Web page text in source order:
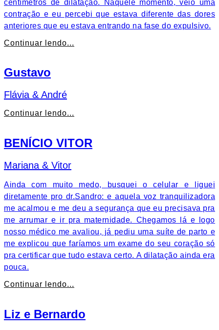
centímetros de dilatação. Naquele momento, veio uma
contração e eu percebi que estava diferente das dores
anteriores que eu estava entrando na fase do expulsivo.
Continuar lendo...
Gustavo
Flávia & André
Continuar lendo...
BENÍCIO VITOR
Mariana & Vitor
Ainda com muito medo, busquei o celular e liguei
diretamente pro dr.Sandro: e aquela voz tranquilizadora
me acalmou e me deu a segurança que eu precisava pra
me arrumar e ir pra maternidade. Chegamos lá e logo
nosso médico me avaliou, já pediu uma suíte de parto e
me explicou que faríamos um exame do seu coração só
pra certificar que tudo estava certo. A dilatação ainda era
pouca.
Continuar lendo...
Liz e Bernardo